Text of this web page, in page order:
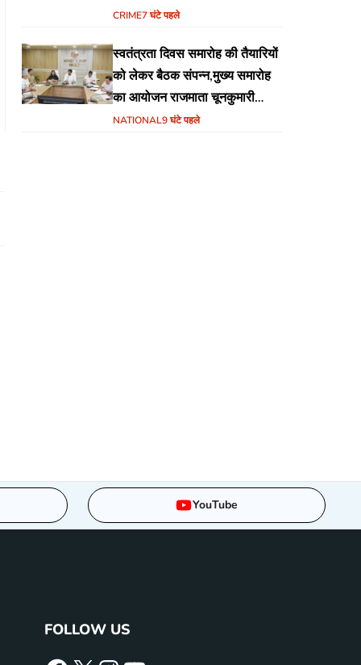
CRIME7 घंटे पहले
स्वतंत्रता दिवस समारोह की तैयारियों
को लेकर बैठक संपन्न,मुख्य समारोह
का आयोजन राजमाता चूनकुमारी
स्टेडियम बैढ़न में होगा
NATIONAL9 घंटे पहले
YouTube
FOLLOW US